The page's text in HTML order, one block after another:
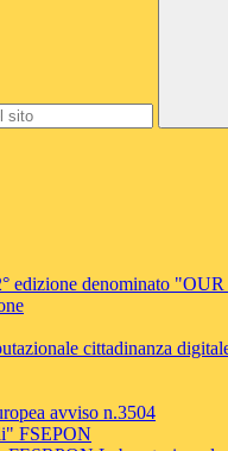
edizione denominato
cittadinanza
avviso n.3504
FSEPON